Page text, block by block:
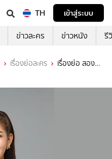
TH
เข้าสู่ระบบ
ข่าวละคร ข่าวหนัง รี
เรื่องย่อละคร
เรื่องย่อ สอง